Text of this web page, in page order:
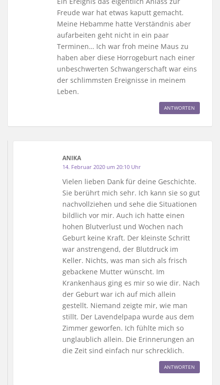
Freude war hat etwas kaputt gemacht.
Meine Hebamme hatte Verständnis aber
aufarbeiten geht nicht in ein paar
Terminen… Ich war froh meine Maus zu
haben aber diese Horrogeburt nach einer
unbeschwerten Schwangerschaft war eins
der schlimmsten Ereignisse in meinem
Leben.
ANTWORTEN
ANIKA
14. Februar 2020 um 20:10 Uhr
Vielen lieben Dank für deine Geschichte.
Sie berührt mich sehr. Ich kann sie so gut
nachvollziehen und sehe die Situationen
bildlich vor mir. Auch ich hatte einen
hohen Blutverlust und Wochen nach
Geburt keine Kraft. Der kleinste Schritt
war anstrengend, der Blutdruck im
Keller. Nichts, was man sich als frisch
gebackene Mutter wünscht. Im
Krankenhaus ging es mir so wie dir. Nach
der Geburt war ich auf mich allein
gestellt. Niemand zeigte mir, wie man
stillt. Der Lavendelpapa wurde aus dem
Zimmer geworfen. Ich fühlte mich so
unglaublich allein. Die Erinnerungen an
die Zeit sind einfach nur schrecklich.
ANTWORTEN